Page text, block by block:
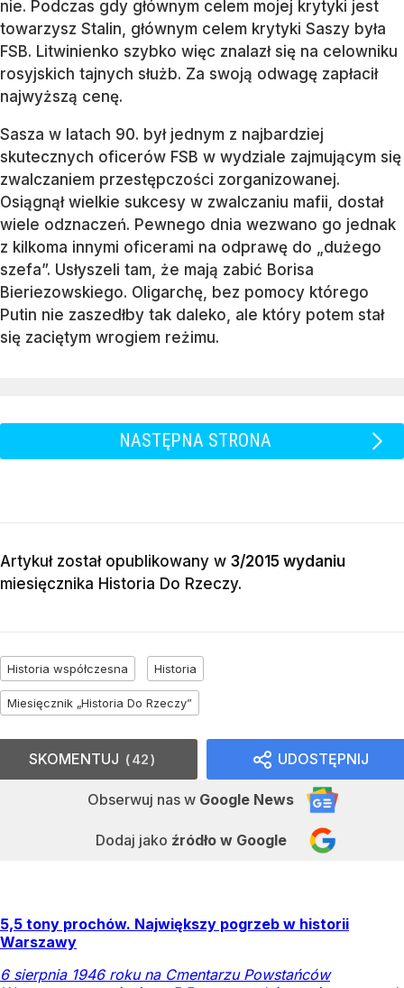
nie. Podczas gdy głównym celem mojej krytyki jest
towarzysz Stalin, głównym celem krytyki Saszy była
FSB. Litwinienko szybko więc znalazł się na celowniku
rosyjskich tajnych służb. Za swoją odwagę zapłacił
najwyższą cenę.
Sasza w latach 90. był jednym z najbardziej
skutecznych oficerów FSB w wydziale zajmującym się
zwalczaniem przestępczości zorganizowanej.
Osiągnął wielkie sukcesy w zwalczaniu mafii, dostał
wiele odznaczeń. Pewnego dnia wezwano go jednak
z kilkoma innymi oficerami na odprawę do „dużego
szefa”. Usłyszeli tam, że mają zabić Borisa
Bieriezowskiego. Oligarchę, bez pomocy którego
Putin nie zaszedłby tak daleko, ale który potem stał
się zaciętym wrogiem reżimu.
NASTĘPNA STRONA
Artykuł został opublikowany w 3/2015 wydaniu
miesięcznika Historia Do Rzeczy.
Historia współczesna Historia
Miesięcznik „Historia Do Rzeczy”
UDOSTĘPNIJ
Obserwuj nas w Google News
Dodaj jako źródło w Google
SKOMENTUJ 42
5,5 tony prochów. Największy pogrzeb w historii
Warszawy
6 sierpnia 1946 roku na Cmentarzu Powstańców